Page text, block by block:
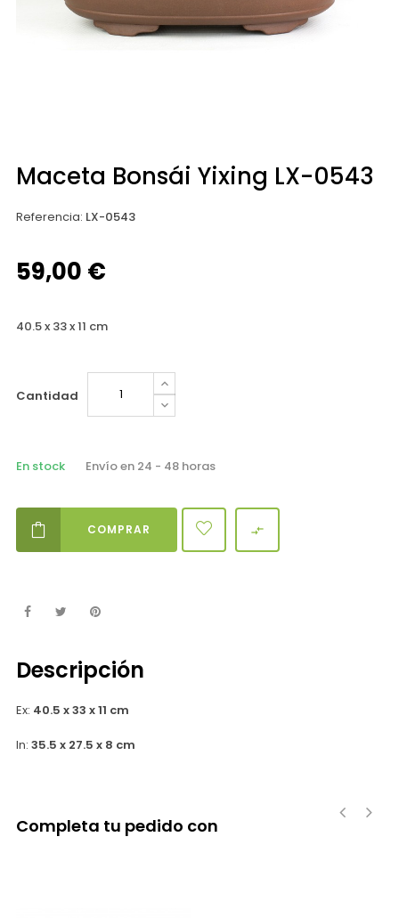
Maceta Bonsái Yixing LX-0543
Referencia: LX-0543
59,00 €
40.5 x 33 x 11 cm
Cantidad
En stock Envío en 24 - 48 horas
COMPRAR 
Descripción
Ex: 40.5 x 33 x 11 cm
In: 35.5 x 27.5 x 8 cm
Completa tu pedido con